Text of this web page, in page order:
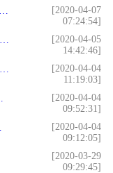
[2020-04-07
07:24:54]
[2020-04-05
14:42:46]
[2020-04-04
11:19:03]
[2020-04-04
09:52:31]
[2020-04-04
09:12:05]
[2020-03-29
09:29:45]